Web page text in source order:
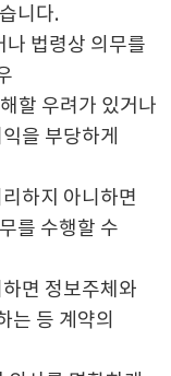
니다.
법령상 의무를
할 우려가 있거나
을 부당하게
하지 아니하면
를 수행할 수
면 정보주체와
는 등 계약의